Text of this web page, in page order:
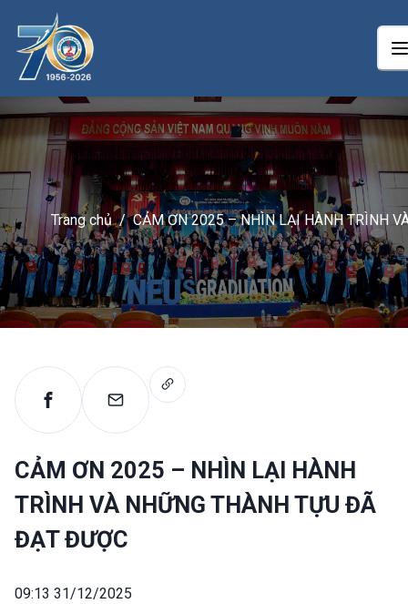
Trang chủ / CẢM ƠN 2025 – NHÌN LẠI HÀNH TRÌNH
NHỮNG THÀNH TỰU ĐÃ ĐẠT ĐƯỢC
CẢM ƠN 2025 – NHÌN LẠI HÀNH
TRÌNH VÀ NHỮNG THÀNH TỰU ĐÃ
ĐẠT ĐƯỢC
09:13 31/12/2025